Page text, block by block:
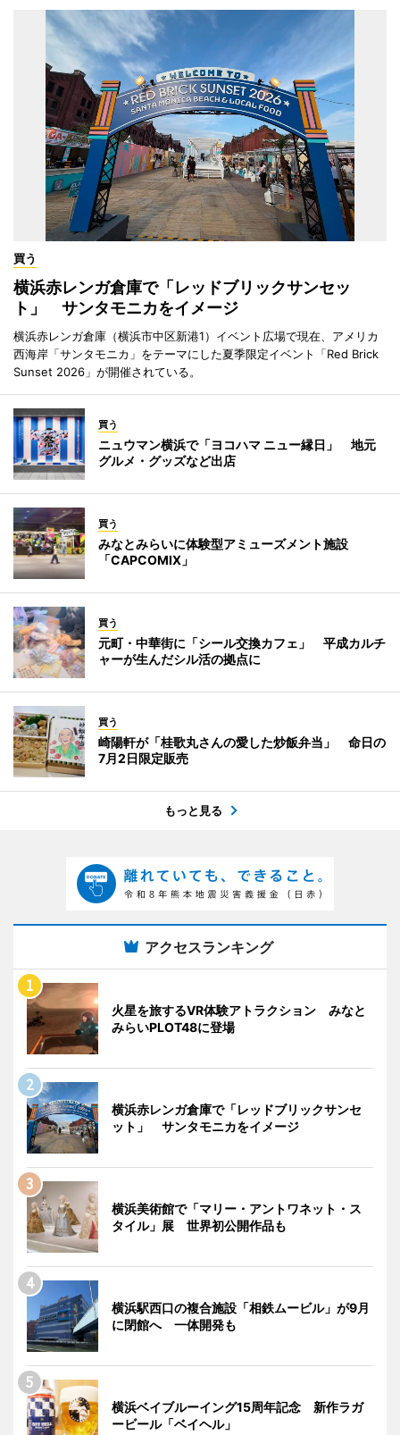
買う
横浜赤レンガ倉庫で「レッドブリックサンセッ
ト」 サンタモニカをイメージ
横浜赤レンガ倉庫（横浜市中区新港1）イベント広場で現在、アメリカ
西海岸「サンタモニカ」をテーマにした夏季限定イベント「Red Brick
Sunset 2026」が開催されている。
買う
ニュウマン横浜で「ヨコハマ ニュー縁日」 地元
グルメ・グッズなど出店
買う
みなとみらいに体験型アミューズメント施設
「CAPCOMIX」
買う
元町・中華街に「シール交換カフェ」 平成カルチ
ャーが生んだシル活の拠点に
買う
崎陽軒が「桂歌丸さんの愛した炒飯弁当」 命日の
7月2日限定販売
もっと見る
アクセスランキング
火星を旅するVR体験アトラクション みなと
みらいPLOT48に登場
横浜赤レンガ倉庫で「レッドブリックサンセ
ット」 サンタモニカをイメージ
横浜美術館で「マリー・アントワネット・ス
タイル」展 世界初公開作品も
横浜駅西口の複合施設「相鉄ムービル」が9月
に閉館へ 一体開発も
横浜ベイブルーイング15周年記念 新作ラガ
ービール「ベイヘル」